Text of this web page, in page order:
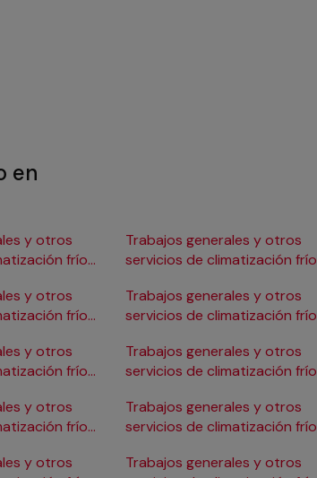
en
y otros
frío
y otros
frío
y otros
frío
y otros
frío
y otros
Trabajos generales y otros
servicios de climatización frío
Trabajos generales y otros
servicios de climatización frío
Trabajos generales y otros
servicios de climatización frío
Trabajos generales y otros
servicios de climatización frío
Trabajos generales y otros